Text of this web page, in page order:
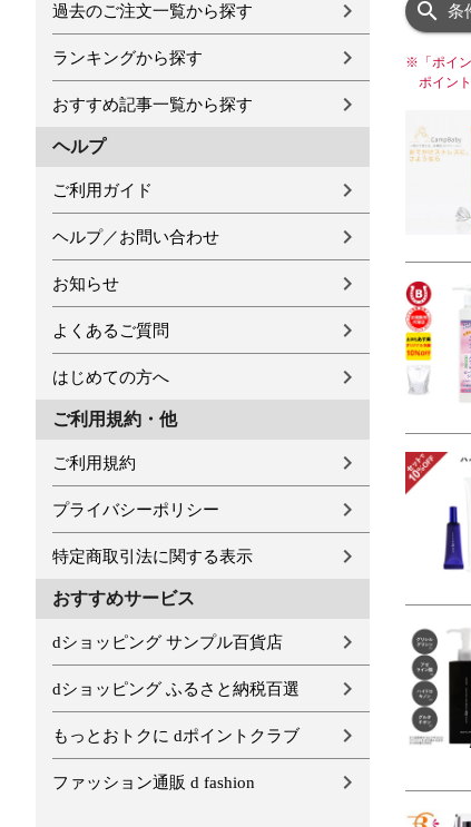
過去のご注文一覧から探す
ランキングから探す
おすすめ記事一覧から探す
ヘルプ
ご利用ガイド
ヘルプ／お問い合わせ
お知らせ
よくあるご質問
はじめての方へ
ご利用規約・他
ご利用規約
プライバシーポリシー
特定商取引法に関する表示
おすすめサービス
dショッピング サンプル百貨店
dショッピング ふるさと納税百選
もっとおトクに dポイントクラブ
ファッション通販 d fashion
条
※ 「ポイ
ポイン